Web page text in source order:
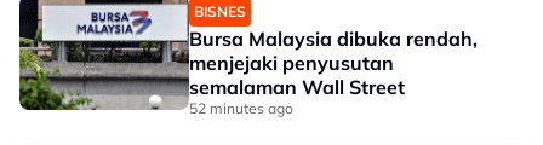
BISNES
Bursa Malaysia dibuka rendah,
menjejaki penyusutan
semalaman Wall Street
52 minutes ago